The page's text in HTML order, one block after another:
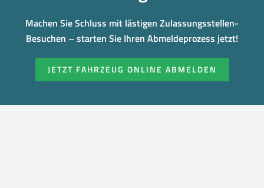
Machen Sie Schluss mit lästigen Zulassungsstellen-
Besuchen – starten Sie Ihren Abmeldeprozess jetzt!
JETZT FAHRZEUG ONLINE ABMELDEN